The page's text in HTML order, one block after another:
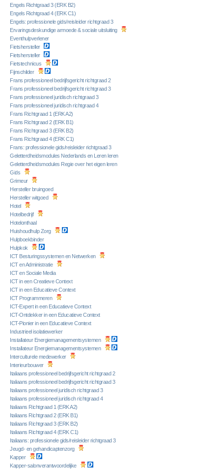
Engels Richtgraad 3 (ERK B2)
Engels Richtgraad 4 (ERK C1)
Engels: professionele gids/reisleider richtgraad 3
Ervaringsdeskundige armoede & sociale uitsluiting
Eventhulpverlener
Fietshersteller
Fietshersteller
Fietstechnicus
Fijnschilder
Frans professioneel bedrijfsgericht richtgraad 2
Frans professioneel bedrijfsgericht richtgraad 3
Frans professioneel juridisch richtgraad 3
Frans professioneel juridisch richtgraad 4
Frans Richtgraad 1 (ERK A2)
Frans Richtgraad 2 (ERK B1)
Frans Richtgraad 3 (ERK B2)
Frans Richtgraad 4 (ERK C1)
Frans: professionele gids/reisleider richtgraad 3
Geletterdheidsmodules Nederlands en Leren leren
Geletterdheidsmodules Regie over het eigen leren
Gids
Grimeur
Hersteller bruingoed
Hersteller witgoed
Hotel
Hotelbedrijf
Hotelonthaal
Huishoudhulp Zorg
Hulpboekbinder
Hulpkok
ICT Besturingssystemen en Netwerken
ICT en Administratie
ICT en Sociale Media
ICT in een Creatieve Context
ICT in een Educatieve Context
ICT Programmeren
ICT-Expert in een Educatieve Context
ICT-Ontdekker in een Educatieve Context
ICT-Pionier in een Educatieve Context
Industrieel isolatiewerker
Installateur Energiemanagementsystemen
Installateur Energiemanagementsystemen
Interculturele medewerker
Interieurbouwer
Italiaans professioneel bedrijfsgericht richtgraad 2
Italiaans professioneel bedrijfsgericht richtgraad 3
Italiaans professioneel juridisch richtgraad 3
Italiaans professioneel juridisch richtgraad 4
Italiaans Richtgraad 1 (ERK A2)
Italiaans Richtgraad 2 (ERK B1)
Italiaans Richtgraad 3 (ERK B2)
Italiaans Richtgraad 4 (ERK C1)
Italiaans: professionele gids/reisleider richtgraad 3
Jeugd- en gehandicaptenzorg
Kapper
Kapper-salonverantwoordelijke